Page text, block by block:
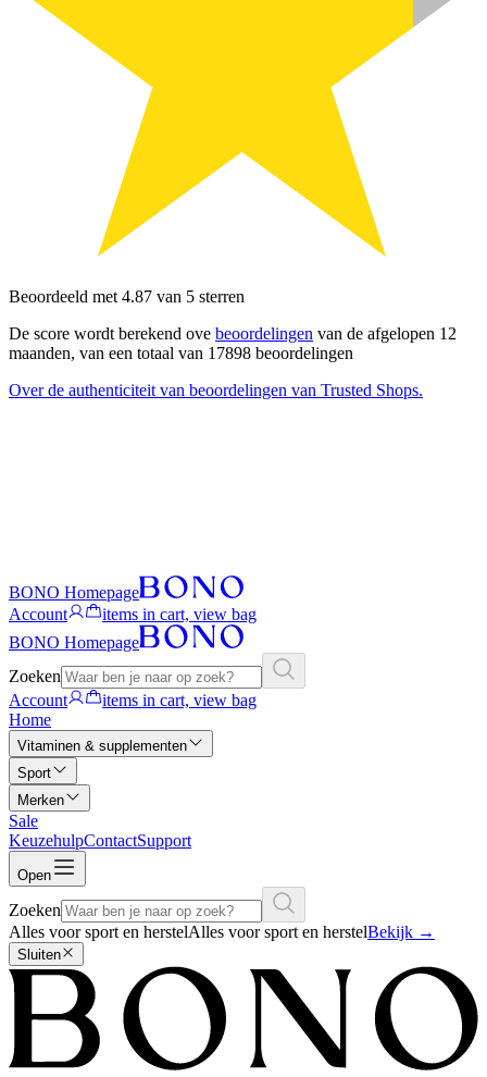
Beoordeeld met 4.87 van 5 sterren
De score wordt berekend ove beoordelingen van de afgelopen 12
maanden, van een totaal van 17898 beoordelingen
Over de authenticiteit van beoordelingen van Trusted Shops.
BONO Homepage
Account
items in cart, view bag
BONO Homepage
Zoeken
Account
items in cart, view bag
Home
Vitaminen & supplementen
Sport
Merken
Sale
KeuzehulpContactSupport
Open
Zoeken
Alles voor sport en herstelAlles voor sport en herstelBekijk →
Sluiten